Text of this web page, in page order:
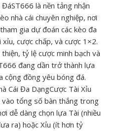
là nền tảng nhận
nhà cái chuyên nghiệp, nơi
gia dự đoán các kèo đa
cược chấp, và cược 1×2.
tỷ lệ cược minh bạch và
đang dần trở thành lựa
cộng đồng yêu bóng đá.
Cái Đa DạngCược Tài Xỉu
tổng số bàn thắng trong
dễ dàng chọn lựa Tài (nhiều
ra) hoặc Xỉu (ít hơn tỷ